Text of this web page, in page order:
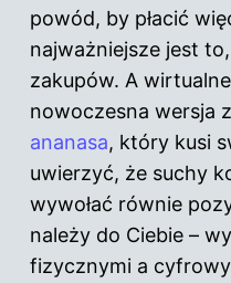
powód, by płacić
najważniejsze jest
zakupów. A
nowoczesna wersja
ananasa, który kusi
uwierzyć, że suchy
wywołać równie
należy do Ciebie –
fizycznymi a